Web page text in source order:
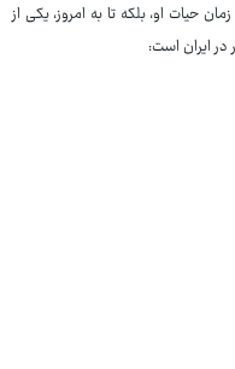
حیات او، بلکه تا به امروز، یکی از
ایران است: